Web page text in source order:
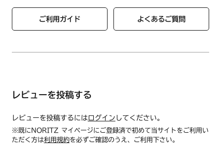
N3WS3PWASKSTEC 12A13A
N3WS4PWASKSTEC LPG
N3WS5PWAS6STE 12A13A
DS3612WAS6STE LPG
DS3613WAS6STE LPG
DS3613WAS6STE 12A13A
ご利用ガイド よくあるご質問
レビューを投稿する
レビューを投稿するにはログイン してください。
※既にNORITZ マイページにご登録済で初めて当サイトをご利用い
ただく方は利用規約を必ずご確認のうえ、ご利用下さい。